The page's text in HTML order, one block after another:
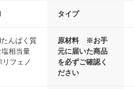
タイプ
んぱく質
相当量
フェノ
原材料 ※お手
元に届いた商品
を必ずご確認く
ださい